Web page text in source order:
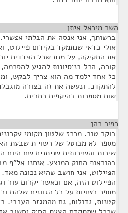
השר מיכאל איתן
ברשותך, אני אנסה את הבלתי
אולי כדאי שנתמקד בקידום פיילוט,
את החקיקה, על מנת שכל הצדדים
קורה, הכל בניסיונות להגיע
כל אחד ילמד מה הוא צריך לבקש,
להתקדם. ונעשה את זה בצורה
שום מסמרות בהיקפים רחבים.
כפיר כהן
בוקר טוב. מרכז שלטון מקומי
מספר לא מבוטל של רשויות שבעת
שירות והשירותים שניתנים שם היום
בהוראות החוק המוצע. אנחנו אל"ף
הפיילוט, אני חושב שהיא נכונה
הפיילוט הזה, אם וכאשר יקרום עור
מספר רשויות על כל הגוונים שלהם
קטנות, גדולות, גם מהמגזר הערבי.